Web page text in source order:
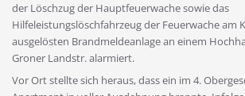
der Löschzug der Hauptfeuerwache sowie das
Hilfeleistungslöschfahrzeug der Feuerwache am
ausgelösten Brandmeldeanlage an einem
Groner Landstr. alarmiert.
Vor Ort stellte sich heraus, dass ein im 4.